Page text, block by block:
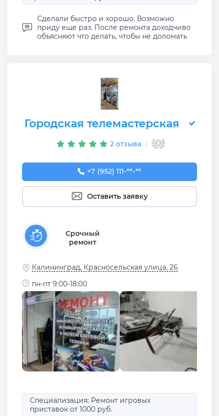
Сделали быстро и хорошо. Возможно
приду еще раз. После ремонта доходчиво
объясняют что делать, чтобы не доломать
Городская телемастерская
2 отзыва
+7 (952) 111-10-99
+7 (952) 111-**-**
Оставить заявку
Срочный
ремонт
Калининград, Красносельская улица, 26
пн-пт 9:00-18:00
Специализация: Ремонт игровых
приставок от 1000 руб.